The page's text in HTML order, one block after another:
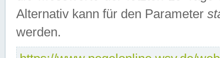
Alternativ kann für den Parameter
werden.